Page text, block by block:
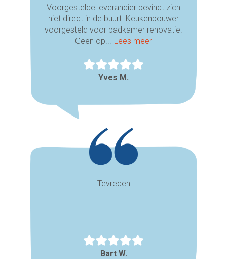
Voorgestelde leverancier bevindt zich
niet direct in de buurt. Keukenbouwer
voorgesteld voor badkamer renovatie.
Geen op...
Lees meer
Yves M.
Tevreden
Bart W.